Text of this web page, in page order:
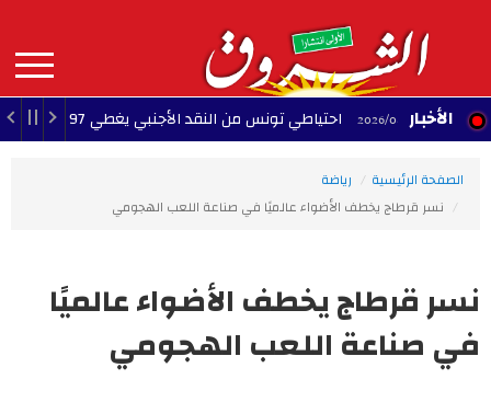
contenu
principal
MAIN
NAVIGATION الأخبار احتياطي تونس من النقد الأجنبي يغطي 97 يوم توريد 08/07
الصفحة الرئيسية
رياضة
نسر قرطاج يخطف الأضواء عالميًا في صناعة اللعب الهجومي
نسر قرطاج يخطف الأضواء عالميًا
في صناعة اللعب الهجومي